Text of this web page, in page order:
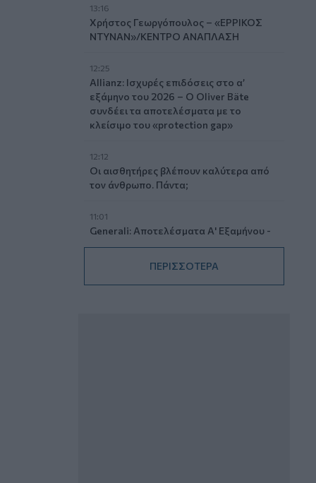
13:16
Χρήστος Γεωργόπουλος – «ΕΡΡΙΚΟΣ
ΝΤΥΝΑΝ»/ΚΕΝΤΡΟ ΑΝΑΠΛΑΣΗ
12:25
Allianz: Ισχυρές επιδόσεις στο α’
εξάμηνο του 2026 – Ο Oliver Bäte
συνδέει τα αποτελέσματα με το
κλείσιμο του «protection gap»
12:12
Οι αισθητήρες βλέπουν καλύτερα από
τον άνθρωπο. Πάντα;
11:01
Generali: Αποτελέσματα Α' Εξαμήνου -
Εξαιρετική ανάπτυξη στα Λειτουργικά
Αποτελέσματα με συμβολή από όλες
τις επιχειρηματικές δραστηριότητες
ΠΕΡΙΣΣΟΤΕΡΑ